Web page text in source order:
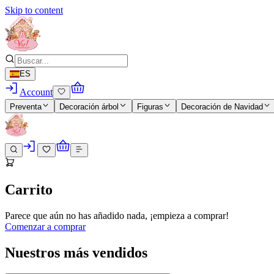
Skip to content
ES
Account
Preventa Decoración árbol Figuras Decoración de Navidad
Carrito
Parece que aún no has añadido nada, ¡empieza a comprar!
Comenzar a comprar
Nuestros más vendidos